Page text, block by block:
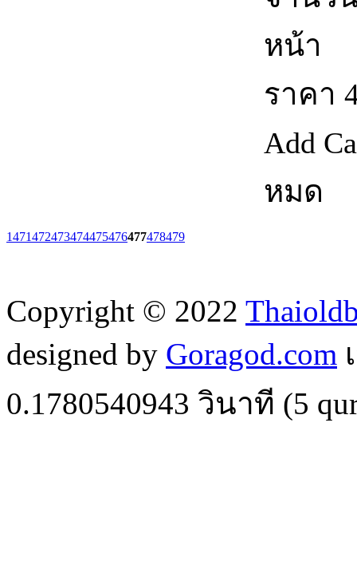
หน้า
ราคา
Add
หมด
1471472473474475476477478479
Copyright © 2022
designed by Goragod.com
0.1780540943 วินาที (5